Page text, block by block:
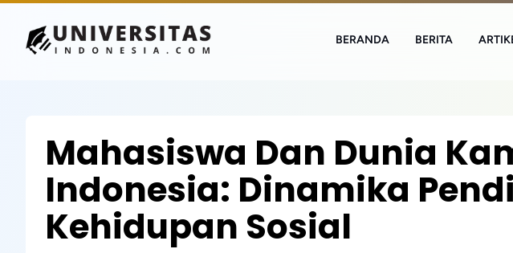
BERANDA BERITA
Mahasiswa Dan Dunia
Indonesia: Dinamika
Kehidupan Sosial